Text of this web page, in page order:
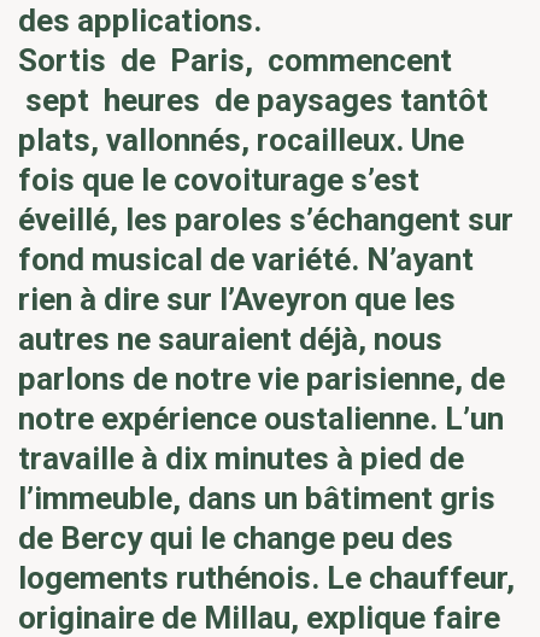
des applications.
Sortis de Paris, commencent
sept heures de paysages tantôt
plats, vallonnés, rocailleux. Une
fois que le covoiturage s’est
éveillé, les paroles s’échangent sur
fond musical de variété. N’ayant
rien à dire sur l’Aveyron que les
autres ne sauraient déjà, nous
parlons de notre vie parisienne, de
notre expérience oustalienne. L’un
travaille à dix minutes à pied de
l’immeuble, dans un bâtiment gris
de Bercy qui le change peu des
logements ruthénois. Le chauffeur,
originaire de Millau, explique faire